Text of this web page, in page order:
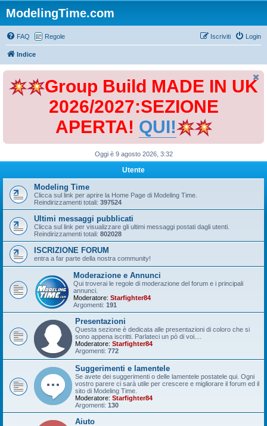
ModelingTime.com
FAQ Regole Login
Iscriviti
Indice
Group Build MADE IN UK
2026/2027:SEZIONE
APERTA! QUI!
Oggi è 9 agosto 2026, 3:32
Utente
Modeling Time
Clicca sul link per aprire la Home Page di Modeling Time.
Reindirizzamenti totali: 397524
Ultimi messaggi pubblicati
Clicca sul link per visualizzare gli ultimi messaggi postati dagli utenti.
Reindirizzamenti totali: 802028
ISCRIZIONE FORUM
entra a far parte della nostra community!
Moderazione e Annunci
Qui troverai le regole di moderazione del forum e i principali
annunci.
Moderatore: Starfighter84
Argomenti: 191
Presentazioni
Questa sezione è dedicata alle presentazioni di coloro che si
sono appena iscritti. Parlateci un pò di voi....
Moderatore: Starfighter84
Argomenti: 772
Suggerimenti e lamentele
Se avete dei suggerimenti o delle lamentele postatele qui. Ogni
vostro parere ci sarà utile per crescere e migliorare il forum ed il
sito di Modeling Time.
Moderatore: Starfighter84
Argomenti: 130
Aiuto